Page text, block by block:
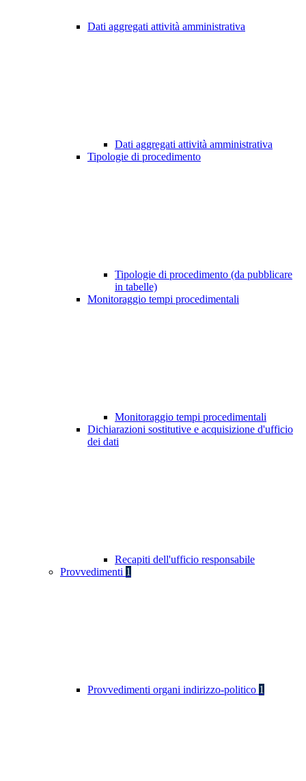
Dati aggregati attività amministrativa
Dati aggregati attività amministrativa
Tipologie di procedimento
Tipologie di procedimento (da pubblicare
in tabelle)
Monitoraggio tempi procedimentali
Monitoraggio tempi procedimentali
Dichiarazioni sostitutive e acquisizione d'ufficio
dei dati
Recapiti dell'ufficio responsabile
Provvedimenti 1
Provvedimenti organi indirizzo-politico 1